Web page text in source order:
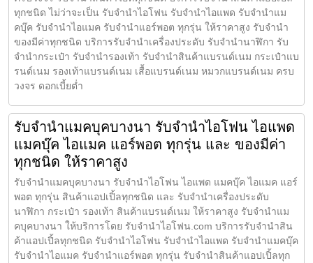
ทุกชนิด ไม่ว่าจะเป็น รับจำนำไอโฟน รับจำนำไอแพด รับจำนำแม
คบุ๊ค รับจำนำไอแมค รับจำนำแอร์พอต ทุกรุ่น ให้ราคาสูง รับจำนำ
ของมีค่าทุกชนิด บริการรับจำนำเครื่องประดับ รับจำนำนาฬิกา รับ
จำนำกระเป๋า รับจำนำรองเท้า รับจำนำสินค้าแบรนด์เนม กระเป๋าแบ
รนด์เนม รองเท้าแบรนด์เนม เสื้อแบรนด์เนม หมวกแบรนด์เนม ครบ
วงจร ดอกเบี้ยต่ำ
รับจำนำแมคบุคบางนา รับจำนำไอโฟน ไอแพด
แมคบุ๊ค ไอแมค แอร์พอต ทุกรุ่น และ ของมีค่า
ทุกชนิด ให้ราคาสูง
รับจำนำแมคบุคบางนา รับจำนำไอโฟน ไอแพด แมคบุ๊ค ไอแมค แอร์
พอต ทุกรุ่น สินค้าแอปเปิ้ลทุกชนิด และ รับจำนำเครื่องประดับ
นาฬิกา กระเป๋า รองเท้า สินค้าแบรนด์เนม ให้ราคาสูง รับจำนำแม
คบุคบางนา ให้บริการโดย รับจํานําไอโฟน.com บริการรับจำนำสิน
ค้าแอปเปิ้ลทุกชนิด รับจำนำไอโฟน รับจำนำไอแพด รับจำนำแมคบุ๊ค
รับจำนำไอแมค รับจำนำแอร์พอต ทุกรุ่น รับจำนำสินค้าแอปเปิ้ลทุก